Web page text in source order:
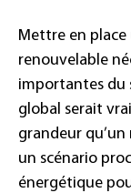
Mettre en place
renouvelable
importantes du
global serait
grandeur qu’un
un scénario
énergétique